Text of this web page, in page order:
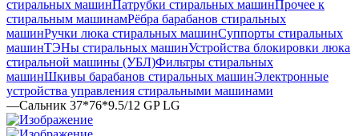
стиральных машинПатрубки стиральных машинПрочее к
стиральным машинамРёбра барабанов стиральных
машинРучки люка стиральных машинСуппорты стиральных
машинТЭНы стиральных машинУстройства блокировки люка
стиральной машины (УБЛ)Фильтры стиральных
машинШкивы барабанов стиральных машинЭлектронные
устройства управления стиральными машинами
—Сальник 37*76*9.5/12 GP LG